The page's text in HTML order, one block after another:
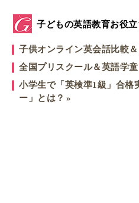
子どもの英語教育お役
子供オンライン英会話比較＆
全国プリスクール＆英語学
小学生で「英検準1級」合格
ー」とは？